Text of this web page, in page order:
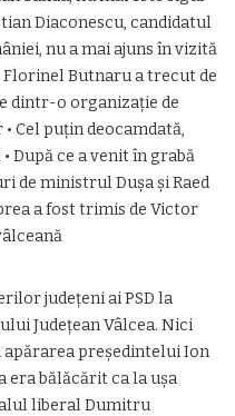
Diaconescu, candidatul
nu a mai ajuns în vizită
Florinel Butnaru a trecut de
dintr-o organizaţie de
Cel puţin deocamdată,
După ce a venit în grabă
de ministrul Duşa şi Raed
a fost trimis de Victor
judeţeni ai PSD la
Judeţean Vâlcea. Nici
preşedintelui Ion
era bălăcărit ca la uşa
liberal Dumitru